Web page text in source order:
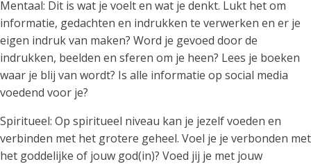
Mentaal: Dit is wat je voelt en wat je denkt. Lukt het om
informatie, gedachten en indrukken te verwerken en er je
eigen indruk van maken? Word je gevoed door de
indrukken, beelden en sferen om je heen? Lees je boeken
waar je blij van wordt? Is alle informatie op social media
voedend voor je?
Spiritueel: Op spiritueel niveau kan je jezelf voeden en
verbinden met het grotere geheel. Voel je je verbonden met
het goddelijke of jouw god(in)? Voed jij je met jouw